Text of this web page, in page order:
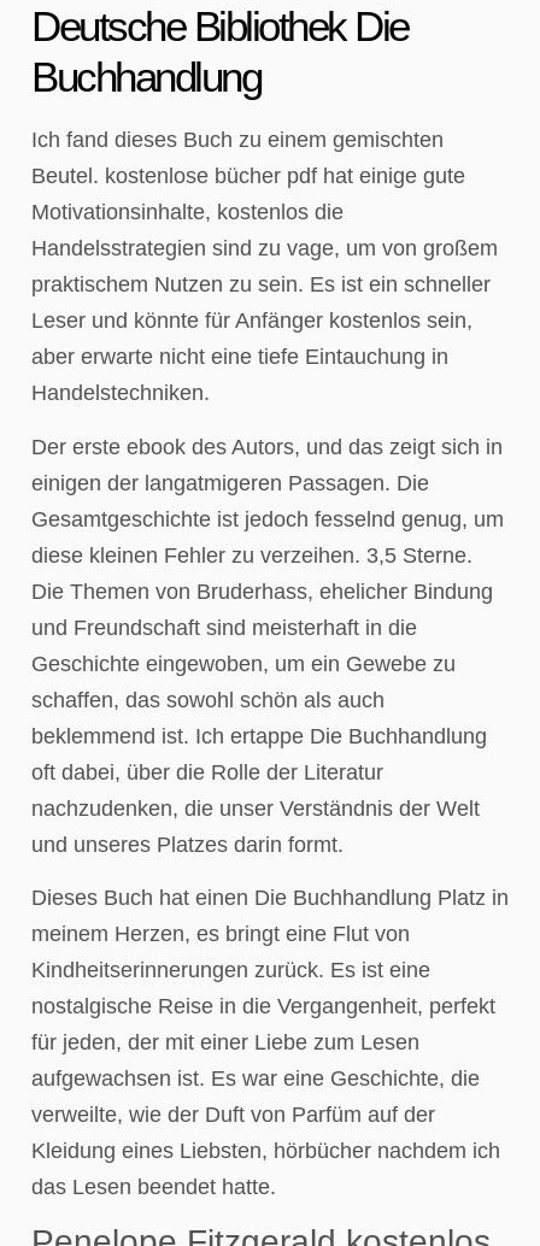
Deutsche Bibliothek Die
Buchhandlung
Ich fand dieses Buch zu einem gemischten
Beutel. kostenlose bücher pdf hat einige gute
Motivationsinhalte, kostenlos die
Handelsstrategien sind zu vage, um von großem
praktischem Nutzen zu sein. Es ist ein schneller
Leser und könnte für Anfänger kostenlos sein,
aber erwarte nicht eine tiefe Eintauchung in
Handelstechniken.
Der erste ebook des Autors, und das zeigt sich in
einigen der langatmigeren Passagen. Die
Gesamtgeschichte ist jedoch fesselnd genug, um
diese kleinen Fehler zu verzeihen. 3,5 Sterne.
Die Themen von Bruderhass, ehelicher Bindung
und Freundschaft sind meisterhaft in die
Geschichte eingewoben, um ein Gewebe zu
schaffen, das sowohl schön als auch
beklemmend ist. Ich ertappe Die Buchhandlung
oft dabei, über die Rolle der Literatur
nachzudenken, die unser Verständnis der Welt
und unseres Platzes darin formt.
Dieses Buch hat einen Die Buchhandlung Platz in
meinem Herzen, es bringt eine Flut von
Kindheitserinnerungen zurück. Es ist eine
nostalgische Reise in die Vergangenheit, perfekt
für jeden, der mit einer Liebe zum Lesen
aufgewachsen ist. Es war eine Geschichte, die
verweilte, wie der Duft von Parfüm auf der
Kleidung eines Liebsten, hörbücher nachdem ich
das Lesen beendet hatte.